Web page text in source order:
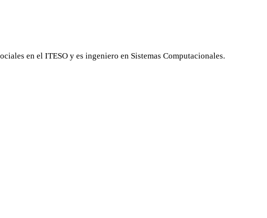
en el ITESO y es ingeniero en Sistemas Computacionales.